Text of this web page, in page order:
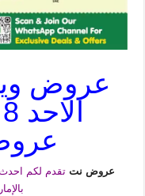
عروض
عروض نتتقدم لكم